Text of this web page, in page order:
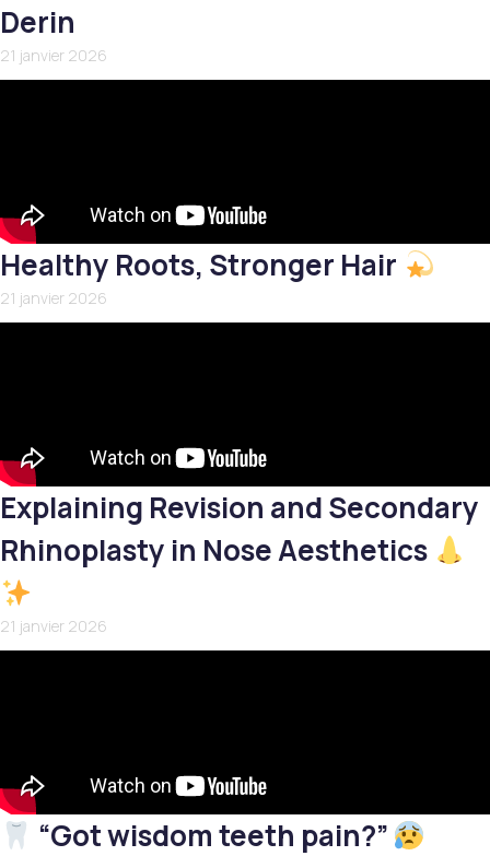
Derin
21 janvier 2026
Healthy Roots, Stronger Hair
21 janvier 2026
Explaining Revision and Secondary
Rhinoplasty in Nose Aesthetics
21 janvier 2026
“Got wisdom teeth pain?”